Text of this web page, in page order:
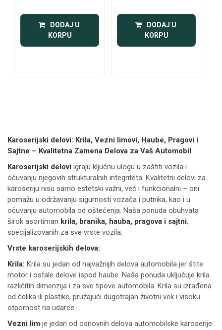
DODAJ U
KORPU
DODAJ U
KORPU
Karoserijski delovi: Krila, Vezni limovi, Haube, Pragovi i
Sajtne – Kvalitetna Zamena Delova za Vaš Automobil
Karoserijski delovi igraju ključnu ulogu u zaštiti vozila i
očuvanju njegovih strukturalnih integriteta. Kvalitetni delovi za
karoseriju nisu samo estetski važni, već i funkcionalni – oni
pomažu u održavanju sigurnosti vozača i putnika, kao i u
očuvanju automobila od oštećenja. Naša ponuda obuhvata
širok asortiman krila, branika, hauba, pragova i sajtni,
specijalizovanih za sve vrste vozila.
Vrste karoserijskih delova:
Krila: Krila su jedan od najvažnijih delova automobila jer štite
motor i ostale delove ispod haube. Naša ponuda uključuje krila
različitih dimenzija i za sve tipove automobila. Krila su izrađena
od čelika ili plastike, pružajući dugotrajan životni vek i visoku
otpornost na udarce.
Vezni lim je jedan od osnovnih delova automobilske karoserije